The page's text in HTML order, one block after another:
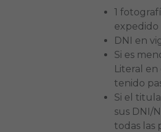
1
expedido
DNI en
Si es
Literal
tenido
Si el
sus DNI/
todas las